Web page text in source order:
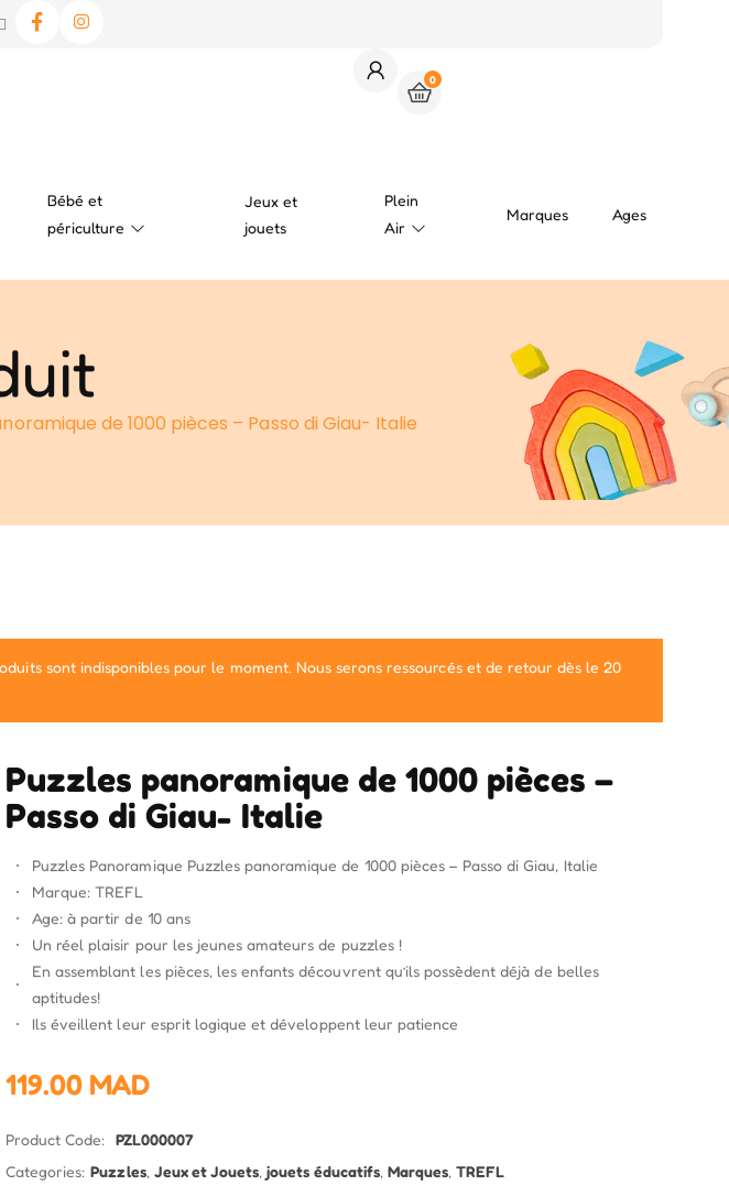
0
Bébé et
périculture
Jeux et
jouets
Plein
Air
Marques Ages
de 1000 pièces – Passo di Giau- Italie
sont indisponibles pour le moment. Nous serons ressourcés et de retour dès le 20
Puzzles panoramique de 1000 pièces –
Passo di Giau- Italie
Puzzles Panoramique Puzzles panoramique de 1000 pièces – Passo di Giau, Italie
Marque: TREFL
Age: à partir de 10 ans
Un réel plaisir pour les jeunes amateurs de puzzles !
En assemblant les pièces, les enfants découvrent qu’ils possèdent déjà de belles
aptitudes!
Ils éveillent leur esprit logique et développent leur patience
119.00 MAD
Product Code: PZL000007
Categories: Puzzles, Jeux et Jouets,jouets éducatifs, Marques,TREFL